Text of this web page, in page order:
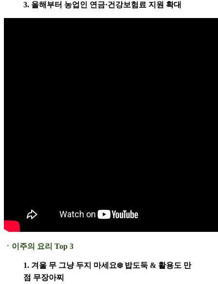
3. 올해부터 농업인 연금·건강보험료 지원 확대
ㆍ이주의 요리 Top 3
1. 겨울 무 그냥 두지 마세요❄️ 밥도둑 & 활용도 만
점 무장아찌